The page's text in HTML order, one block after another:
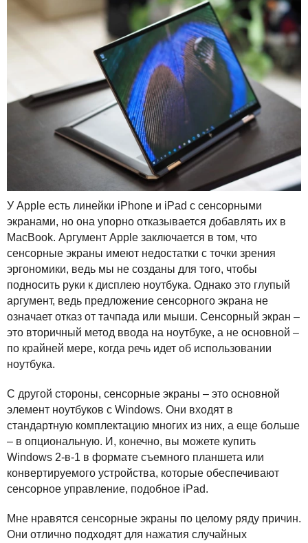
У Apple есть линейки iPhone и iPad с сенсорными
экранами, но она упорно отказывается добавлять их в
MacBook. Аргумент Apple заключается в том, что
сенсорные экраны имеют недостатки с точки зрения
эргономики, ведь мы не созданы для того, чтобы
подносить руки к дисплею ноутбука. Однако это глупый
аргумент, ведь предложение сенсорного экрана не
означает отказ от тачпада или мыши. Сенсорный экран –
это вторичный метод ввода на ноутбуке, а не основной –
по крайней мере, когда речь идет об использовании
ноутбука.
С другой стороны, сенсорные экраны – это основной
элемент ноутбуков с Windows. Они входят в
стандартную комплектацию многих из них, а еще больше
– в опциональную. И, конечно, вы можете купить
Windows 2-в-1 в формате съемного планшета или
конвертируемого устройства, которые обеспечивают
сенсорное управление, подобное iPad.
Мне нравятся сенсорные экраны по целому ряду причин.
Они отлично подходят для нажатия случайных